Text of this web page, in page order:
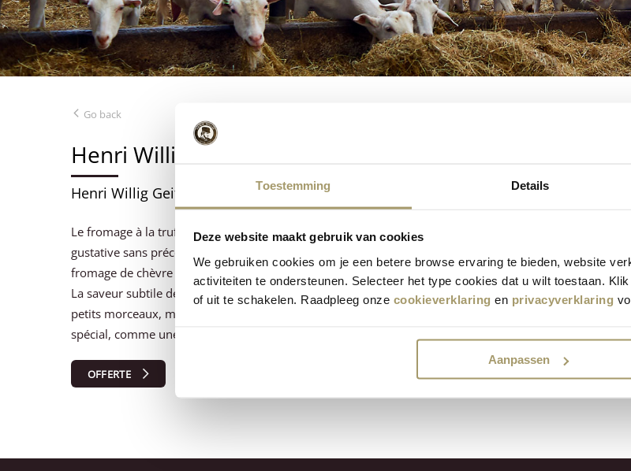
Toestemming Details
Deze website maakt gebruik van cookies
We gebruiken cookies om je een betere browse ervaring te bieden, website
activiteiten te ondersteunen. Selecteer het type cookies dat u wilt toestaan.
of uit te schakelen. Raadpleeg onze cookieverklaring en privacyverklaring
Aanpassen
Go back
Henri Willig Chèvre Truffe
Henri Willig Geitenkaas Truffel 4/5kg 50+
Le fromage à la truffe de Henri Willig est un délice unique offrant une sensation
gustative sans précédent. Le goût raffiné et terreux de la truffe associé au
fromage de chèvre frais et crémeux est un véritable régal pour les connaisseurs !
La saveur subtile de la truffe s'apprécie mieux lorsqu'elle est consommée en
petits morceaux, mais elle peut aussi être utilisée pour rendre un plat encore plus
spécial, comme une quiche au fromage de chèvre truffé.
OFFERTE